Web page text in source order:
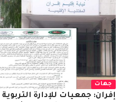
جهات
إفران: جمعيات للإدارة